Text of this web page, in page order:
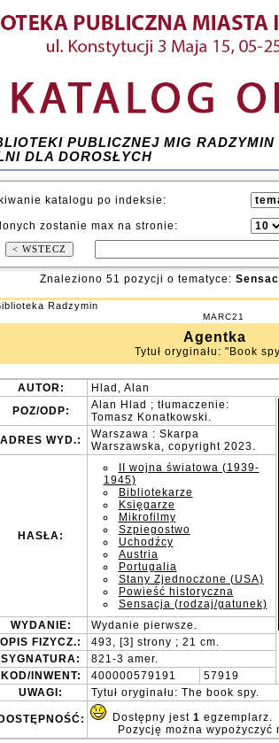
PUBLICZNEJ MIG RADZYMIN
DLA DOROSŁYCH
katalogu po indeksie:
zostanie max na stronie:
Znaleziono 51 pozycji o tematyce:
Radzymin
MARC21
Agentka
Tytuł oryginału: "Book
AUTOR:
Hlad, Alan
POZ/ODP:
Alan Hlad ; tłumaczenie:
Tomasz Konatkowski.
ADRES WYD.:
Warszawa : Skarpa
Warszawska, copyright 2023.
HASŁA:
II wojna światowa (1939-
1945)
Bibliotekarze
Księgarze
Mikrofilmy
Szpiegostwo
Uchodźcy
Austria
Portugalia
Stany Zjednoczone (USA)
Powieść historyczna
Sensacja (rodzaj/gatunek)
WYDANIE:
Wydanie pierwsze.
OPIS FIZYCZ.:
493, [3] strony ; 21 cm.
SYGNATURA:
821-3 amer.
KOD/INWENT:
400000579191
57919
UWAGI:
Tytuł oryginału: The book spy.
DOSTĘPNOŚĆ: Dostępny jest 1 egzemplarz.
Pozycję można wypożyczyć